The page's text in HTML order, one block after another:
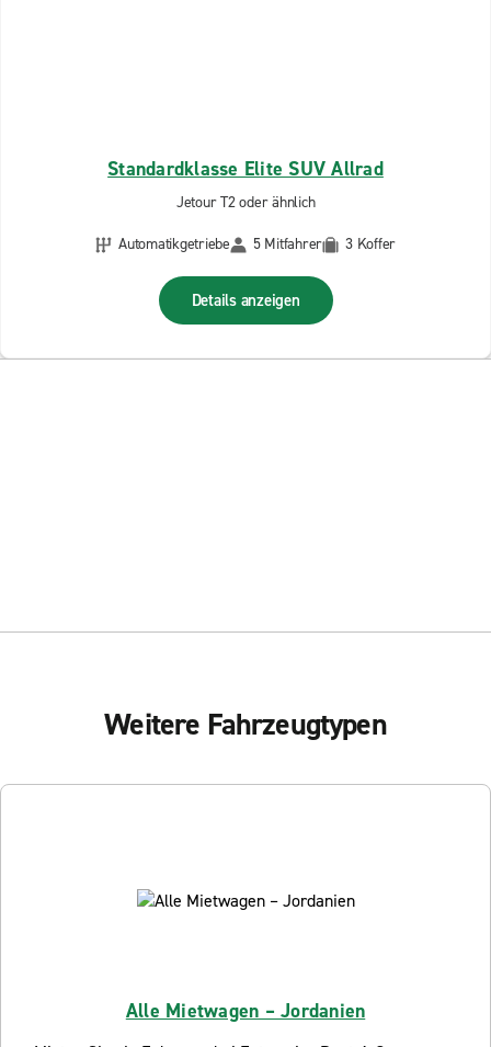
Standardklasse Elite SUV Allrad
Jetour T2 oder ähnlich
Automatikgetriebe
5 Mitfahrer 3 Koffer
Details anzeigen
Weitere Fahrzeugtypen
Alle Mietwagen – Jordanien